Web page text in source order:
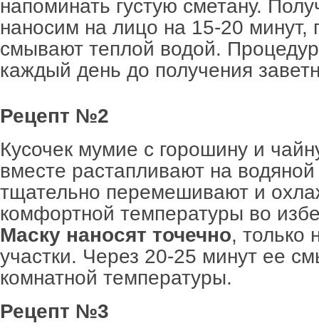
напоминать густую сметану.
наносим на лицо на 15-20 минут,
смывают теплой водой.
каждый день до получения
Рецепт №2
Кусочек мумие с горошину и
вместе растапливают на
тщательно перемешивают и
комфортной температуры во
Маску наносят точечно, только
участки. Через 20-25 минут ее
комнатной температуры.
Рецепт №3